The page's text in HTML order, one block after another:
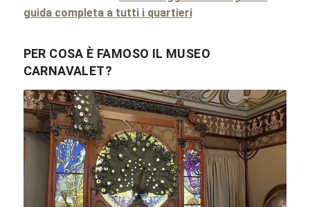
guida completa a tutti i quartieri
PER COSA È FAMOSO IL MUSEO
CARNAVALET?